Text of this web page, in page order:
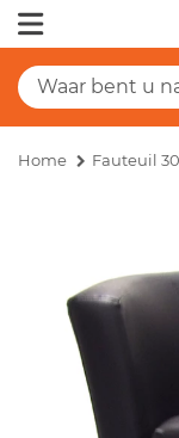
Home Fauteuil